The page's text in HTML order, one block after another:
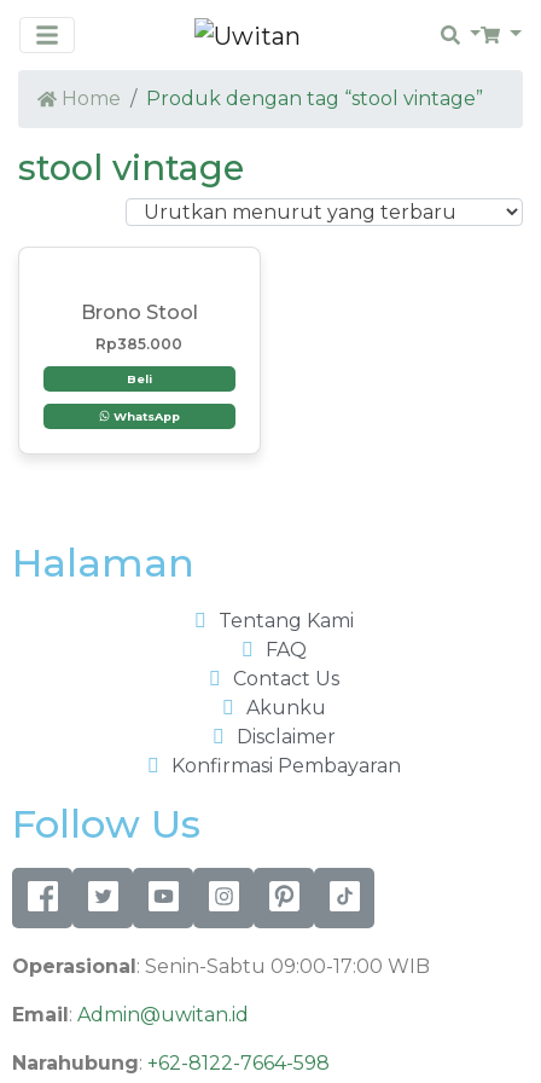
Search
Home Produk dengan tag “stool vintage”
stool vintage
Brono Stool
Rp385.000
Beli
WhatsApp
Halaman
Tentang Kami
FAQ
Contact Us
Akunku
Disclaimer
Konfirmasi Pembayaran
Follow Us
Operasional: Senin-Sabtu 09:00-17:00 WIB
Email: Admin@uwitan.id
Narahubung: +62-8122-7664-598